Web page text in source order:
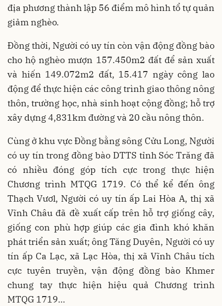
địa phương thành lập 56 điểm mô hình tổ tự quản
giảm nghèo.
Đồng thời, Người có uy tín còn vận động đồng bào
cho hộ nghèo mượn 157.450m2 đất để sản xuất
và hiến 149.072m2 đất, 15.417 ngày công lao
động để thực hiện các công trình giao thông nông
thôn, trường học, nhà sinh hoạt cộng đồng; hỗ trợ
xây dựng 4,831km đường và 20 cầu nông thôn.
Cùng ở khu vực Đồng bằng sông Cửu Long, Người
có uy tín trong đồng bào DTTS tỉnh Sóc Trăng đã
có nhiều đóng góp tích cực trong thực hiện
Chương trình MTQG 1719. Có thể kể đến ông
Thạch Vươl, Người có uy tín ấp Lai Hòa A, thị xã
Vĩnh Châu đã đề xuất cấp trên hỗ trợ giống cây,
giống con phù hợp giúp các gia đình khó khăn
phát triển sản xuất; ông Tăng Duyên, Người có uy
tín ấp Ca Lạc, xã Lạc Hòa, thị xã Vĩnh Châu tích
cực tuyên truyền, vận động đồng bào Khmer
chung tay thực hiện hiệu quả Chương trình
MTQG 1719…